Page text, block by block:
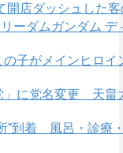
開店ダッシュした
ーダムガンダム
子がメインヒロ
」に党名変更 天畠
”到着 風呂・診